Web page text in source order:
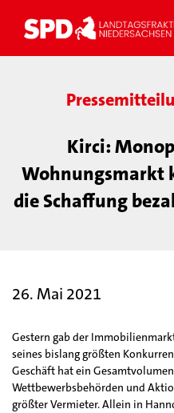
Kirci:
die Schaffung
26. Mai 2021
Gestern gab der
seines bislang größten
Geschäft hat ein
Wettbewerbsbehörden und
größter Vermieter. Allein in